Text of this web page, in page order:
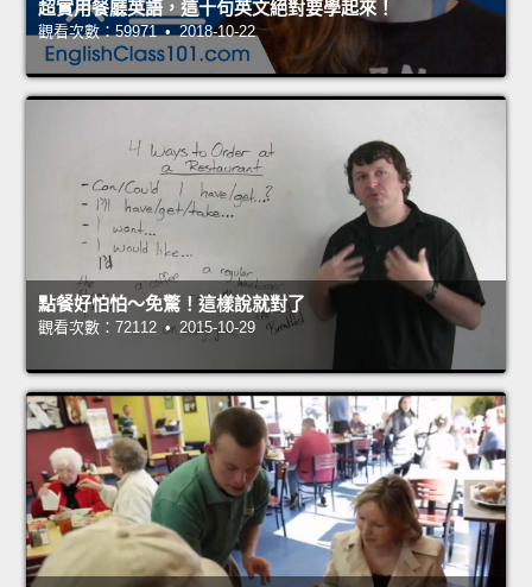
超實用餐廳英語，這十句英文絕對要學起來！
觀看次數：59971 • 2018-10-22
點餐好怕怕～免驚！這樣說就對了
觀看次數：72112 • 2015-10-29